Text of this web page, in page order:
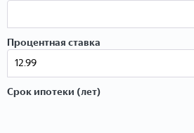
Процентная ставка
Срок ипотеки (лет)